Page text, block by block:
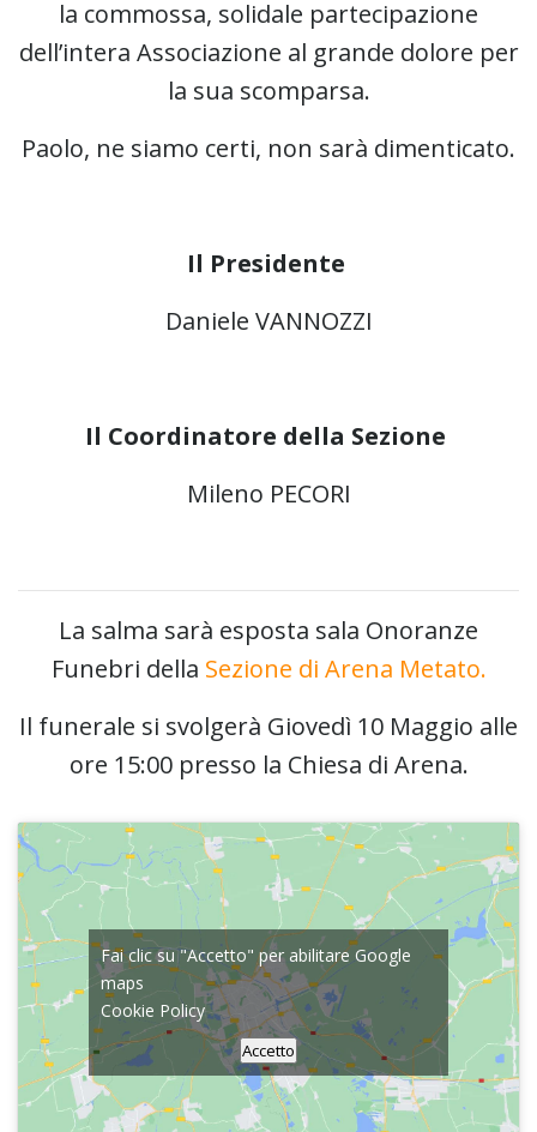
la commossa, solidale partecipazione
dell’intera Associazione al grande dolore per
la sua scomparsa.
Paolo, ne siamo certi, non sarà dimenticato.
Il Presidente
Daniele VANNOZZI
Il Coordinatore della Sezione
Mileno PECORI
La salma sarà esposta sala Onoranze
Funebri della Sezione di Arena Metato.
Il funerale si svolgerà Giovedì 10 Maggio alle
ore 15:00 presso la Chiesa di Arena.
Fai clic su "Accetto" per abilitare Google
maps
Cookie Policy
Accetto